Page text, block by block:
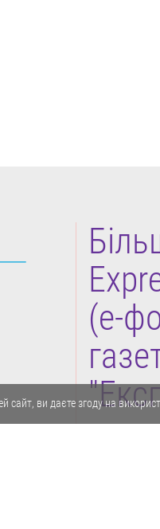
(e-
сайт, ви даєте згоду на